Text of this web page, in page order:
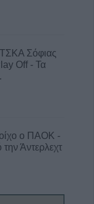
Σόφιας
Off - Τα
ο ΠΑΟΚ -
Άντερλεχτ